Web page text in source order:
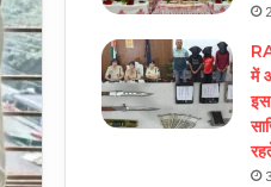
में
इस